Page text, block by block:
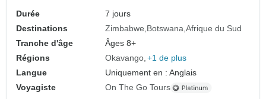
Durée
7 jours
Destinations
Zimbabwe Botswana Afrique du Sud
Tranche d'âge
Âges 8+
Régions
Okavango +1 de plus
Langue
Uniquement en : Anglais
Voyagiste
On The Go Tours